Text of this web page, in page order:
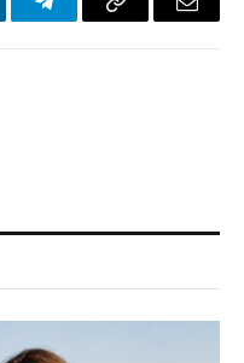
TelegramCopy
Email